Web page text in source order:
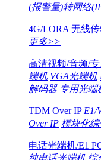
(报警量)转网络
4G/LORA 无线
更多>>
高清视频/音频/
端机 VGA光端机
解码器 专用光端
TDM Over IP E1/
Over IP 模块化综
电话光端机/E1
纯电话光端机 综